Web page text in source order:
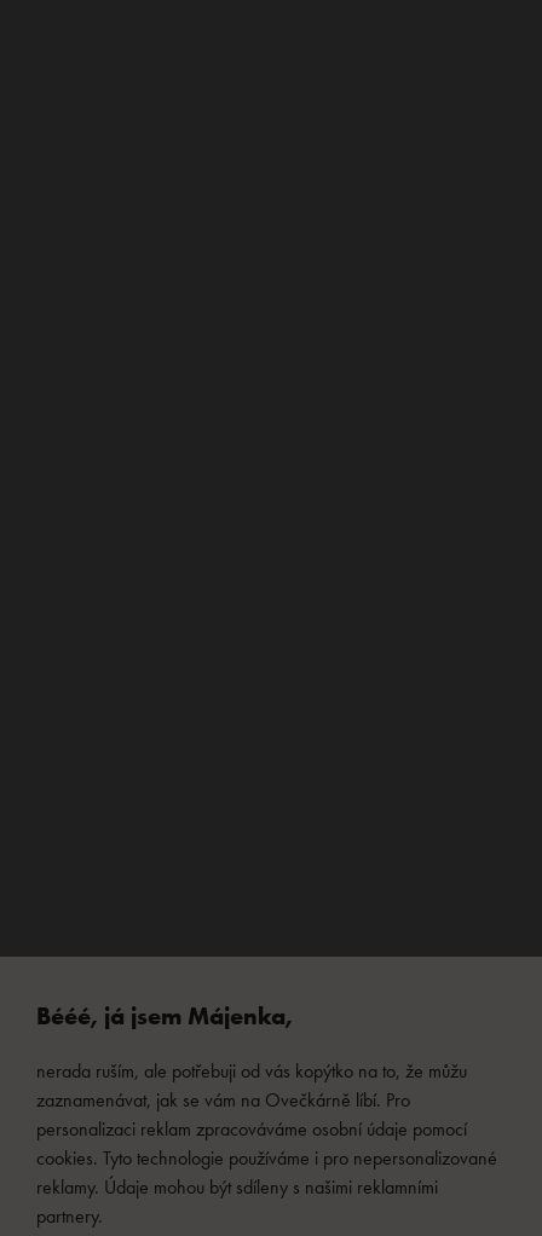
Bééé, já jsem Májenka,
nerada ruším, ale potřebuji od vás kopýtko na to, že můžu
zaznamenávat, jak se vám na Ovečkárně líbí. Pro
personalizaci reklam zpracováváme osobní údaje pomocí
cookies. Tyto technologie používáme i pro nepersonalizované
reklamy. Údaje mohou být sdíleny s našimi reklamními
partnery.